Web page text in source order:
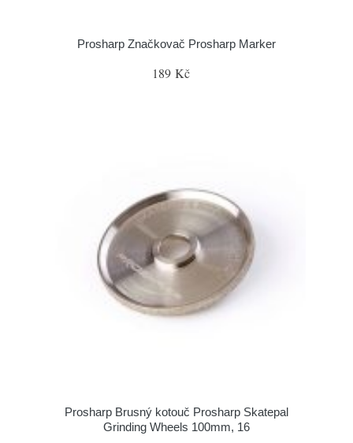
Prosharp Značkovač Prosharp Marker
189 Kč
Prosharp Brusný kotouč Prosharp Skatepal
Grinding Wheels 100mm, 16